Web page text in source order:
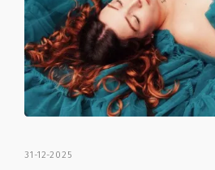
31-12-2025